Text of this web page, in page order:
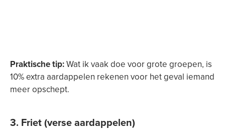
Praktische tip:Wat ik vaak doe voor grote groepen, is
10% extra aardappelen rekenen voor het geval iemand
meer opschept.
3. Friet (verse aardappelen)